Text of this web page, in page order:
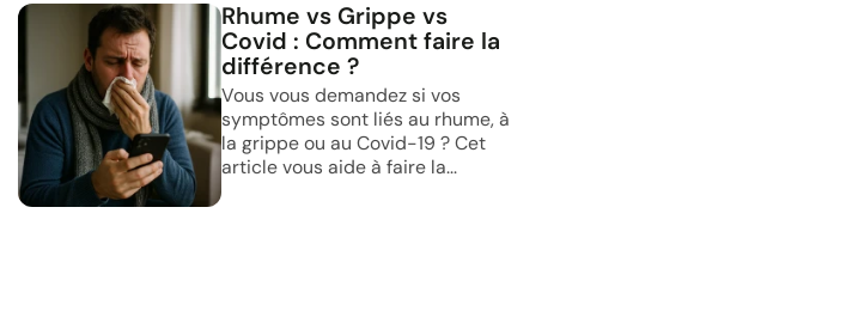
Rhume vs Grippe vs
Covid : Comment faire la
différence ?
Vous vous demandez si vos
symptômes sont liés au rhume, à
la grippe ou au Covid-19 ? Cet
article vous aide à faire la...